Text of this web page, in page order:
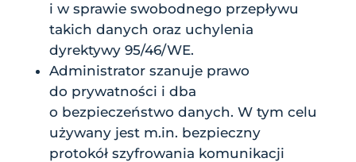
i w sprawie swobodnego przepływu
takich danych oraz uchylenia
dyrektywy 95/46/WE.
Administrator szanuje prawo
do prywatności i dba
o bezpieczeństwo danych. W tym celu
używany jest m.in. bezpieczny
protokół szyfrowania komunikacji